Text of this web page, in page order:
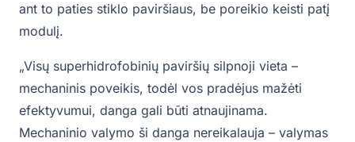
ant to paties stiklo paviršiaus, be poreikio keisti patį
modulį.
„Visų superhidrofobinių paviršių silpnoji vieta –
mechaninis poveikis, todėl vos pradėjus mažėti
efektyvumui, danga gali būti atnaujinama.
Mechaninio valymo ši danga nereikalauja – valymas